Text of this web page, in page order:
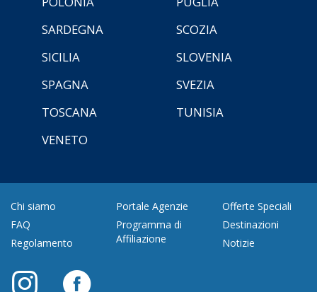
SARDEGNA
SCOZIA
SICILIA
SLOVENIA
SPAGNA
SVEZIA
TOSCANA
TUNISIA
VENETO
Chi siamo
FAQ
Regolamento
Portale Agenzie
Programma di
Affiliazione
Offerte Speciali
Destinazioni
Notizie